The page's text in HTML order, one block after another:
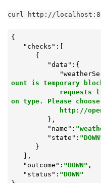
curl http://
{
"checks" :[
"data" :{
ount is temporary
on type. Please
"name" :
"state" :
"outcome" : "DOWN" ,
"status" : "DOWN"